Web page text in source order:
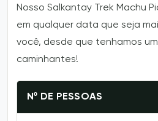
Nosso Salkantay Trek Machu
em qualquer data que seja
você, desde que tenhamos
caminhantes!
Nº DE PESSOAS